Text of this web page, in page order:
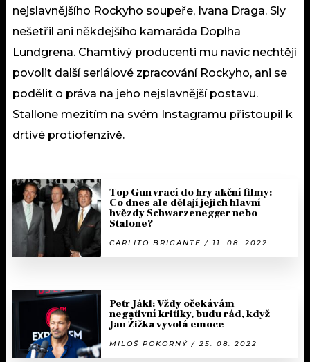
nejslavnějšího Rockyho soupeře, Ivana Draga. Sly
nešetřil ani někdejšího kamaráda Doplha
Lundgrena. Chamtivý producenti mu navíc nechtějí
povolit další seriálové zpracování Rockyho, ani se
podělit o práva na jeho nejslavnější postavu.
Stallone mezitím na svém Instagramu přistoupil k
drtivé protiofenzivě.
Top Gun vrací do hry akční filmy:
Co dnes ale dělají jejich hlavní
hvězdy Schwarzenegger nebo
Stalone?
CARLITO BRIGANTE / 11. 08. 2022
Petr Jákl: Vždy očekávám
negativní kritiky, budu rád, když
Jan Žižka vyvolá emoce
MILOŠ POKORNÝ / 25. 08. 2022